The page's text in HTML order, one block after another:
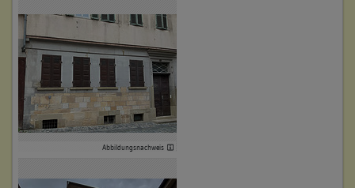
keine
6. Bauphase:
(1832)
Umbaumaßnahmen um 1832, Kellererweiterung und
Verlegung des Kellerhalses
Abbildungsnachweis